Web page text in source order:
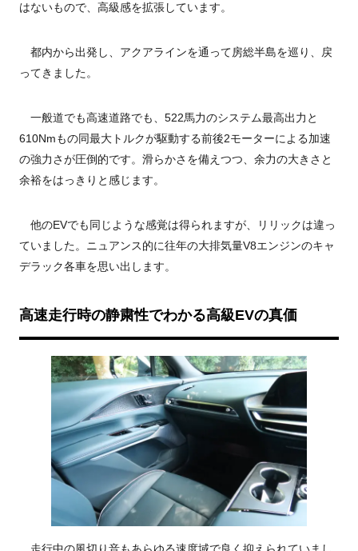
はないもので、高級感を拡張しています。
都内から出発し、アクアラインを通って房総半島を巡り、戻
ってきました。
一般道でも高速道路でも、522馬力のシステム最高出力と
610Nmもの同最大トルクが駆動する前後2モーターによる加速
の強力さが圧倒的です。滑らかさを備えつつ、余力の大きさと
余裕をはっきりと感じます。
他のEVでも同じような感覚は得られますが、リリックは違っ
ていました。ニュアンス的に往年の大排気量V8エンジンのキャ
デラック各車を思い出します。
高速走行時の静粛性でわかる高級EVの真価